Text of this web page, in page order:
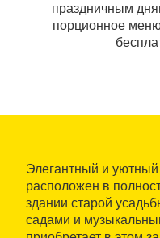
праздничным
порционное
Элегантный и
расположен в
здании старой
садами и